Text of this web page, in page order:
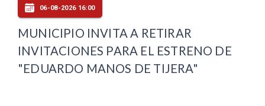
06-08-2026 16:00
MUNICIPIO INVITA A RETIRAR
INVITACIONES PARA EL ESTRENO DE
"EDUARDO MANOS DE TIJERA"